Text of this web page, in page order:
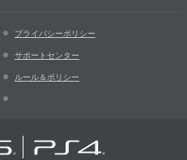
プライバシーポリシー
サポートセンター
ルール＆ポリシー